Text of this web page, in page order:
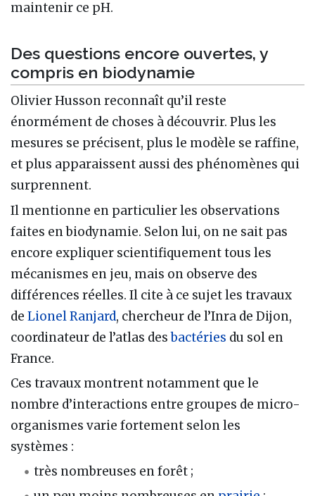
maintenir ce pH.
Des questions encore ouvertes, y
compris en biodynamie
Olivier Husson reconnaît qu’il reste
énormément de choses à découvrir. Plus les
mesures se précisent, plus le modèle se raffine,
et plus apparaissent aussi des phénomènes qui
surprennent.
Il mentionne en particulier les observations
faites en biodynamie. Selon lui, on ne sait pas
encore expliquer scientifiquement tous les
mécanismes en jeu, mais on observe des
différences réelles. Il cite à ce sujet les travaux
de Lionel Ranjard, chercheur de l’Inra de Dijon,
coordinateur de l’atlas desbactéries du sol en
France.
Ces travaux montrent notamment que le
nombre d’interactions entre groupes de micro-
organismes varie fortement selon les
systèmes :
très nombreuses en forêt ;